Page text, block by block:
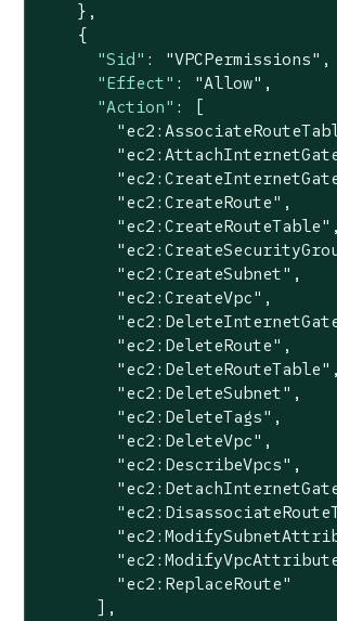
    },
    {
"Sid" : "VPCPermissions" ,
"Effect" : "Allow" ,
"Action" : [
"ec2:CreateRoute" ,
"ec2:CreateRouteTable" ,
"ec2:CreateSubnet" ,
"ec2:CreateVpc" ,
"ec2:DeleteRoute" ,
"ec2:DeleteRouteTable" ,
"ec2:DeleteSubnet" ,
"ec2:DeleteTags" ,
"ec2:DeleteVpc" ,
"ec2:DescribeVpcs" ,
"ec2:ReplaceRoute"
      ],